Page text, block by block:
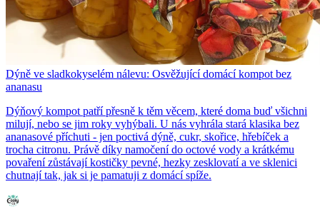
Dýně ve sladkokyselém nálevu: Osvěžující domácí kompot bez
ananasu
Dýňový kompot patří přesně k těm věcem, které doma buď všichni
milují, nebo se jim roky vyhýbali. U nás vyhrála stará klasika bez
ananasové příchuti - jen poctivá dýně, cukr, skořice, hřebíček a
trocha citronu. Právě díky namočení do octové vody a krátkému
povaření zůstávají kostičky pevné, hezky zesklovatí a ve sklenici
chutnají tak, jak si je pamatuji z domácí spíže.